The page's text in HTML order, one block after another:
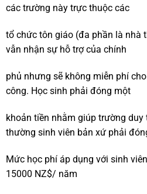
các trường này trực thuộc các
tổ chức tôn giáo (đa phần là nhà
vẫn nhận sự hỗ trợ của chính
phủ nhưng sẽ không miễn phí
công. Học sinh phải đóng một
khoản tiền nhằm giúp trường
thường sinh viên bản xứ phải
Mức học phí áp dụng với sinh
15000 NZ$/ năm